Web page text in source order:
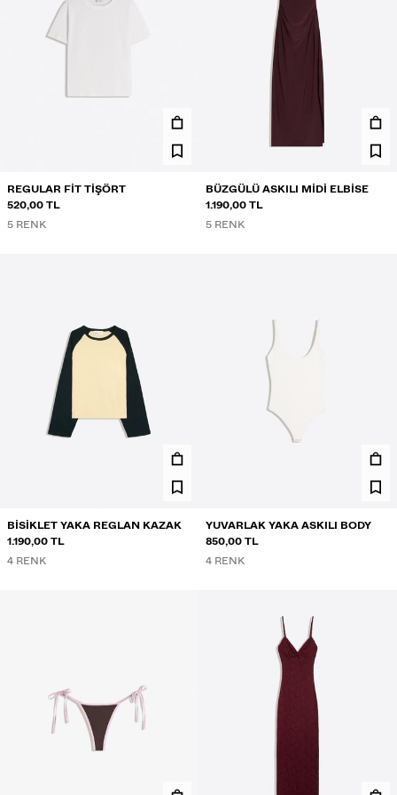
REGULAR FIT TIŞÖRT
520,00 TL
5 RENK
BÜZGÜLÜ ASKILI MIDI ELBISE
1.190,00 TL
5 RENK
BISIKLET YAKA REGLAN KAZAK
1.190,00 TL
4 RENK
YUVARLAK YAKA ASKILI BODY
850,00 TL
4 RENK